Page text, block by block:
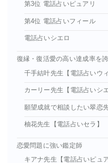
第3位 電話占いピュアリ
第4位 電話占いフィール
電話占いシエロ
復縁・復活愛の高い達成率を
千手結叶先生【電話占いウィ
カーリー先生【電話占いシエ
願望成就で相談したい翠恋
柚花先生【電話占いセラ】
恋愛問題に強い鑑定師
キアナ先生【電話占いピュア